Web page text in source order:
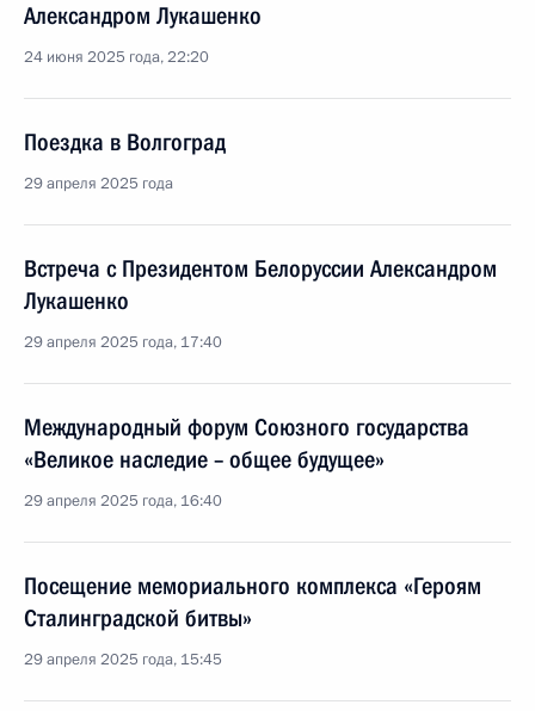
Александром Лукашенко
24 июня 2025 года, 22:20
Поездка в Волгоград
29 апреля 2025 года
Встреча с Президентом Белоруссии Александром
Лукашенко
29 апреля 2025 года, 17:40
Международный форум Союзного государства
«Великое наследие – общее будущее»
29 апреля 2025 года, 16:40
Посещение мемориального комплекса «Героям
Сталинградской битвы»
29 апреля 2025 года, 15:45